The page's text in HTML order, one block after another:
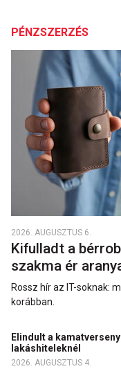
PÉNZSZERZÉS
2026. AUGUSZTUS 6.
Kifulladt a
szakma ér
Rossz hír az IT-soknak:
korábban.
Elindult a
lakáshiteleknél
2026. AUGUSZTUS 4.